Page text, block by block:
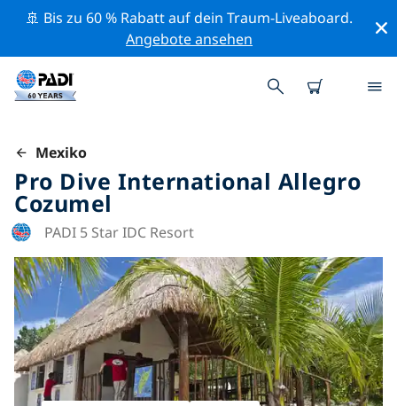
🚢 Bis zu 60 % Rabatt auf dein Traum-Liveaboard.
Angebote ansehen
Mexiko
Pro Dive International Allegro
Cozumel
PADI 5 Star IDC Resort